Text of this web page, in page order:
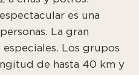
es una
La gran
Los grupos
de hasta 40 km y